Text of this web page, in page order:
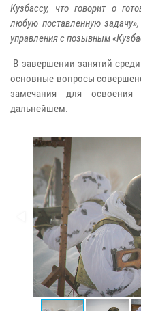
Кузбассу, что говорит о
любую поставленную
управления с позывным
В завершении занятий
основные вопросы
замечания для
дальнейшем.